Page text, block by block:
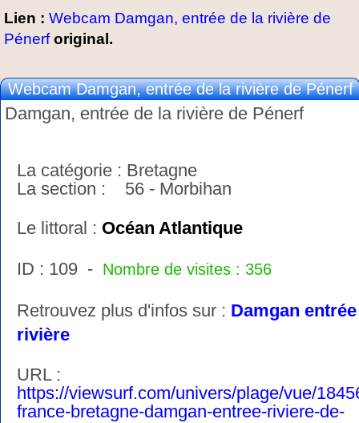
Lien : Webcam Damgan, entrée de la rivière de
Pénerforiginal.
Webcam Damgan, entrée de la rivière de Pénerf
Damgan, entrée de la rivière de Pénerf
La catégorie : Bretagne
La section : 56 - Morbihan
Le littoral : Océan Atlantique
ID : 109 - Nombre de visites : 356
Retrouvez plus d'infos sur : Damgan entrée
rivière
URL :
https://viewsurf.com/univers/plage/vue/
france-bretagne-damgan-entree-riviere-de-